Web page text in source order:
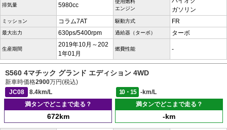
排気量 5980cc
使用燃料
エンジン
ガソリン
ミッション コラム7AT 駆動方式 FR
最大出力 630ps/5400rpm 過給器（ターボ） ターボ
生産期間
2019年10月～202
1年01月
燃費性能 -
S560 4マチック グランド エディション 4WD
新車時価格2900万円(税込)
JC08
8.4km/L 10・15
-km/L
満タンでどこまで走る？
672km
満タンでどこまで走る？
-km